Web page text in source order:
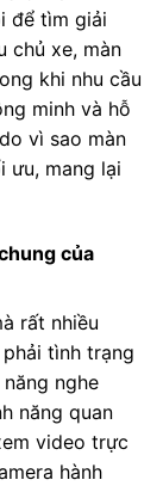
để tìm giải
chủ xe, màn
khi nhu cầu
minh và hỗ
vì sao màn
ưu, mang lại
của
rất nhiều
tình trạng
nghe
năng quan
video trực
hành